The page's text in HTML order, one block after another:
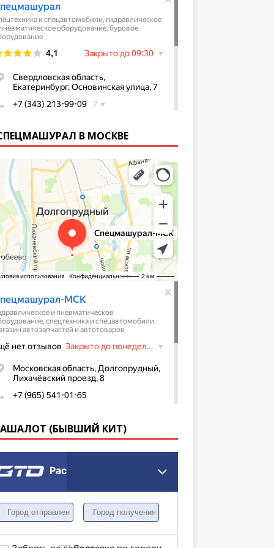
В МОСКВЕ
(БЫВШИЙ КИТ)
Расчет грузоперевозки